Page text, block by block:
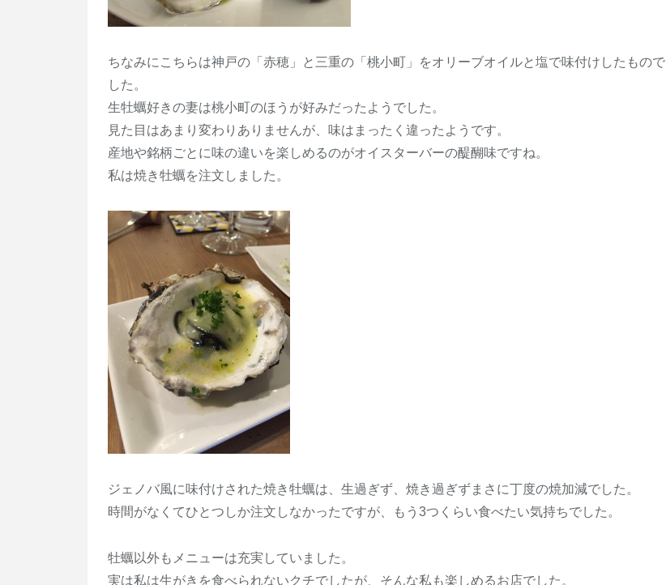
ちなみにこちらは神戸の「赤穂」と三重の「桃小町」をオリーブオイルと塩で味付けしたもので
した。
生牡蠣好きの妻は桃小町のほうが好みだったようでした。
見た目はあまり変わりありませんが、味はまったく違ったようです。
産地や銘柄ごとに味の違いを楽しめるのがオイスターバーの醍醐味ですね。
私は焼き牡蠣を注文しました。
ジェノバ風に味付けされた焼き牡蠣は、生過ぎず、焼き過ぎずまさに丁度の焼加減でした。
時間がなくてひとつしか注文しなかったですが、もう3つくらい食べたい気持ちでした。
牡蠣以外もメニューは充実していました。
実は私は生がきを食べられないクチでしたが、そんな私も楽しめるお店でした。